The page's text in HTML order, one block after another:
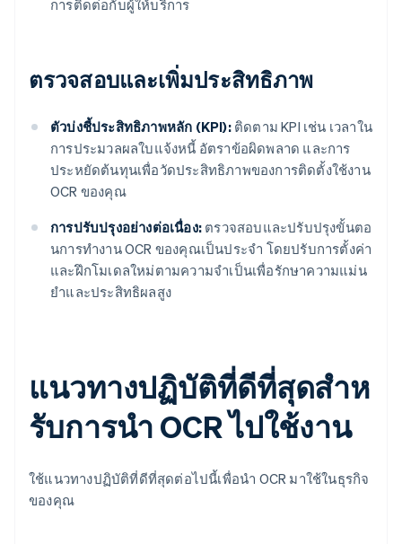
การติดต่อกับผู้ให้บริการ
ตรวจสอบและเพิ่มประสิทธิภาพ
ตัวบ่งชี้ประสิทธิภาพหลัก (KPI):ติดตาม KPI เช่น เวลาใน
การประมวลผลใบแจ้งหนี้ อัตราข้อผิดพลาด และการ
ประหยัดต้นทุนเพื่อวัดประสิทธิภาพของการติดตั้งใช้งาน
OCR ของคุณ
การปรับปรุงอย่างต่อเนื่อง: ตรวจสอบและปรับปรุงขั้นตอ
นการทํางาน OCR ของคุณเป็นประจํา โดยปรับการตั้งค่า
และฝึกโมเดลใหม่ตามความจําเป็นเพื่อรักษาความแม่น
ยําและประสิทธิผลสูง
แนวทางปฏิบัติที่ดีที่สุดสําห
รับการนํา OCR ไปใช้งาน
ใช้แนวทางปฏิบัติที่ดีที่สุดต่อไปนี้เพื่อนํา OCR มาใช้ในธุรกิจ
ของคุณ